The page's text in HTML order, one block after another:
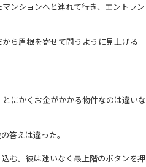
ンションへと連れて行き、エントラン
ら眉根を寄せて問うように見上げる
にかくお金がかかる物件なのは違いな
答えは違った。
む。彼は迷いなく最上階のボタンを押